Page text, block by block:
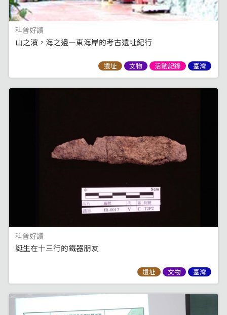
科普好讀
山之濱，海之邊—東海岸的考古遺址紀行
遺址 文物 活動記錄 臺灣
科普好讀
誕生在十三行的鐵器朋友
遺址 文物 臺灣